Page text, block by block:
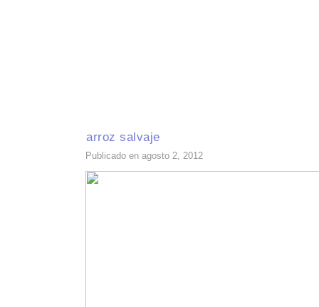
arroz salvaje
Publicado en agosto 2, 2012